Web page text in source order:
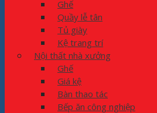
Ghế
Quầy lễ tân
Tủ giày
Kệ trang trí
Nội thất nhà xưởng
Ghế
Giá kệ
Bàn thao tác
Bếp ăn công nghiệp